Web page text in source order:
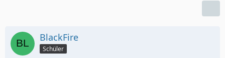
BlackFire
Schüler